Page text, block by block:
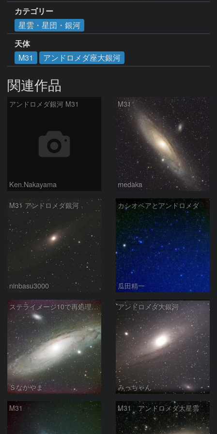
カテゴリー
星雲・星団・銀河
天体
M31
アンドロメダ座大銀河
関連作品
アンドロメダ銀河 M31
Ken.Nakayama
M31
medaka
M31 アンドロメダ銀河
ninbasu3000
カシオペアとアンドロメダ
瓜田精一
ステライメージ10で再処理したM31
Ｓなかやま
アンドロメダ大銀河
みっちゃん
M31 M31 アンドロメダ大星雲